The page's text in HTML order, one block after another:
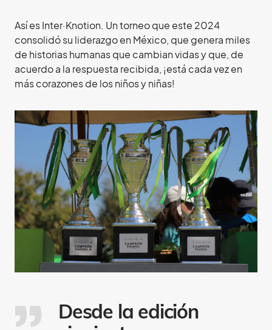
Así es Inter·Knotion. Un torneo que este 2024
consolidó su liderazgo en México, que genera miles
de historias humanas que cambian vidas y que, de
acuerdo a la respuesta recibida, ¡está cada vez en
más corazones de los niños y niñas!
Desde la edición